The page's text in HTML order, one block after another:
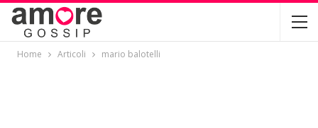
Home Articoli mario balotelli